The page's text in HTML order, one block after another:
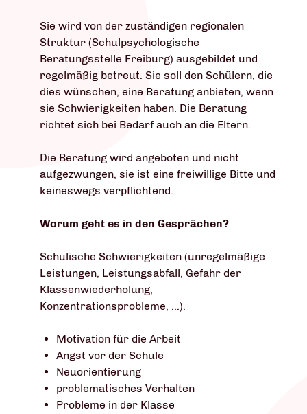
Sie wird von der zuständigen regionalen
Struktur (Schulpsychologische
Beratungsstelle Freiburg) ausgebildet und
regelmäßig betreut. Sie soll den Schülern, die
dies wünschen, eine Beratung anbieten, wenn
sie Schwierigkeiten haben. Die Beratung
richtet sich bei Bedarf auch an die Eltern.
Die Beratung wird angeboten und nicht
aufgezwungen, sie ist eine freiwillige Bitte und
keineswegs verpflichtend.
Worum geht es in den Gesprächen?
Schulische Schwierigkeiten (unregelmäßige
Leistungen, Leistungsabfall, Gefahr der
Klassenwiederholung,
Konzentrationsprobleme, ...).
Motivation für die Arbeit
Angst vor der Schule
Neuorientierung
problematisches Verhalten
Probleme in der Klasse